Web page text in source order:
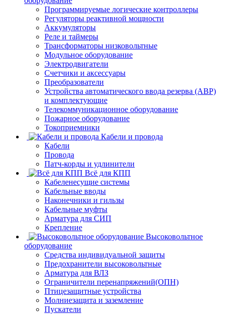
Программируемые логические контроллеры
Регуляторы реактивной мощности
Аккумуляторы
Реле и таймеры
Трансформаторы низковольтные
Модульное оборудование
Электродвигатели
Счетчики и аксессуары
Преобразователи
Устройства автоматического ввода резерва (АВР)
и комплектующие
Телекоммуникационное оборудование
Пожарное оборудование
Токоприемники
Кабели и провода
Кабели
Провода
Патч-корды и удлинители
Всё для КПП
Кабеленесущие системы
Кабельные вводы
Наконечники и гильзы
Кабельные муфты
Арматура для СИП
Крепление
Высоковольтное
оборудование
Средства индивидуальной защиты
Предохранители высоковольтные
Арматура для ВЛЗ
Ограничители перенапряжений(ОПН)
Птицезащитные устройства
Молниезащита и заземление
Пускатели